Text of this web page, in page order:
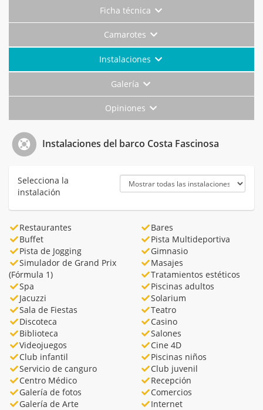
Ficha técnica
Camarotes
Instalaciones
Galería
Opiniones
Instalaciones del barco Costa Fascinosa
Selecciona la
instalación
Restaurantes
Bares
Buffet
Pista Multideportiva
Pista de Jogging
Gimnasio
Simulador de Grand Prix
(Fórmula 1)
Masajes
Tratamientos estéticos
Spa
Piscinas adultos
Jacuzzi
Solarium
Sala de Fiestas
Teatro
Discoteca
Casino
Biblioteca
Salones
Videojuegos
Cine 4D
Club infantil
Piscinas niños
Servicio de canguro
Club juvenil
Centro Médico
Recepción
Galería de fotos
Comercios
Galería de Arte
Internet